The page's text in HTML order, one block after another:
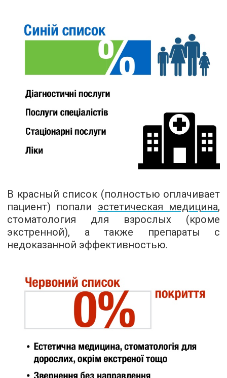
В красный список (полностью оплачивает
пациент) попали эстетическая медицина,
стоматология для взрослых (кроме
экстренной), а также препараты с
недоказанной эффективностью.